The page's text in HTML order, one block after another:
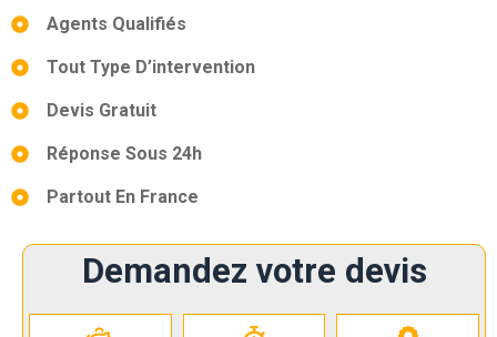
Agents Qualifiés
Tout Type D’intervention
Devis Gratuit
Réponse Sous 24h
Partout En France
Demandez votre devis